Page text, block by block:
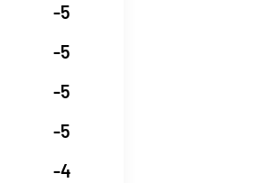
-5
-5
-5
-5
-4